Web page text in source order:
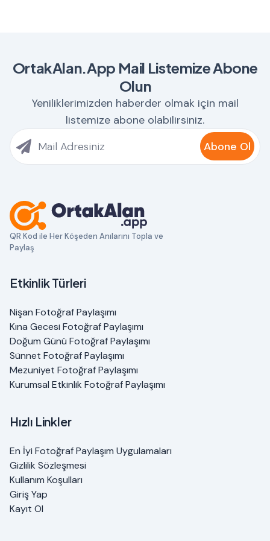
OrtakAlan.App Mail Listemize Abone
Olun
Yeniliklerimizden haberder olmak için mail
listemize abone olabilirsiniz.
Abone Ol
QR Kod ile Her Köşeden Anılarını Topla ve
Paylaş
Etkinlik Türleri
Nişan Fotoğraf Paylaşımı
Kına Gecesi Fotoğraf Paylaşımı
Doğum Günü Fotoğraf Paylaşımı
Sünnet Fotoğraf Paylaşımı
Mezuniyet Fotoğraf Paylaşımı
Kurumsal Etkinlik Fotoğraf Paylaşımı
Hızlı Linkler
En İyi Fotoğraf Paylaşım Uygulamaları
Gizlilik Sözleşmesi
Kullanım Koşulları
Giriş Yap
Kayıt Ol